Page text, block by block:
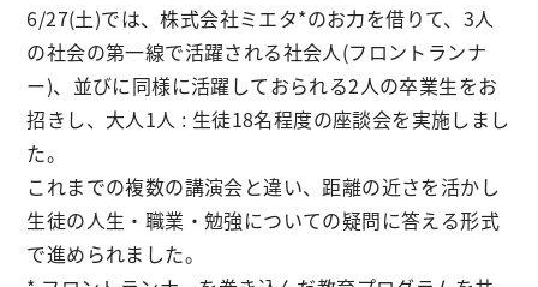
6/27(土)では、株式会社ミエタ*のお力を借りて、3人
の社会の第一線で活躍される社会人(フロントランナ
ー)、並びに同様に活躍しておられる2人の卒業生をお
招きし、大人1人 : 生徒18名程度の座談会を実施しまし
た。
これまでの複数の講演会と違い、距離の近さを活かし
生徒の人生・職業・勉強についての疑問に答える形式
で進められました。